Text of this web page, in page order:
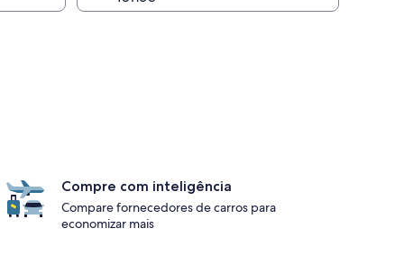
Compre com inteligência
Compare fornecedores de carros para
economizar mais